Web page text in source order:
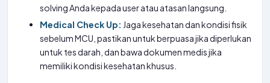
solving Anda kepada user atau atasan langsung.
Medical Check Up: Jaga kesehatan dan kondisi fisik
sebelum MCU, pastikan untuk berpuasa jika diperlukan
untuk tes darah, dan bawa dokumen medis jika
memiliki kondisi kesehatan khusus.